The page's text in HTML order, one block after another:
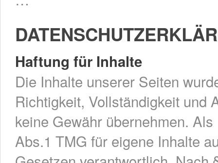
Haftung für Inhalte
Die Inhalte unserer Seiten
Richtigkeit, Vollständigkeit und
keine Gewähr übernehmen.
Abs.1 TMG für eigene Inhalte